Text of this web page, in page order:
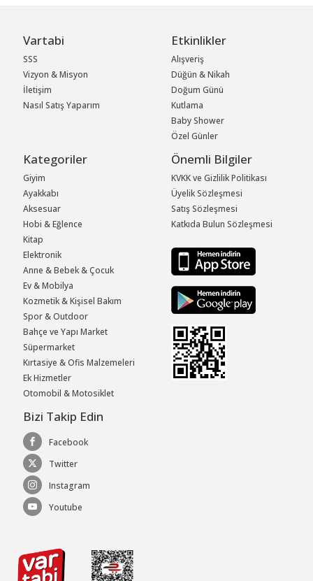
Vartabi
SSS
Vizyon & Misyon
İletişim
Nasıl Satış Yaparım
Etkinlikler
Alışveriş
Düğün & Nikah
Doğum Günü
Kutlama
Baby Shower
Özel Günler
Kategoriler
Giyim
Ayakkabı
Aksesuar
Hobi & Eğlence
Kitap
Elektronik
Anne & Bebek & Çocuk
Ev & Mobilya
Kozmetik & Kişisel Bakım
Spor & Outdoor
Bahçe ve Yapı Market
Süpermarket
Kırtasiye & Ofis Malzemeleri
Ek Hizmetler
Otomobil & Motosiklet
Önemli Bilgiler
KVKK ve Gizlilik Politikası
Üyelik Sözleşmesi
Satış Sözleşmesi
Katkıda Bulun Sözleşmesi
Bizi Takip Edin
Facebook
Twitter
Instagram
Youtube